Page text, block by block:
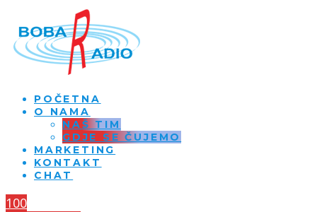
POČETNA
O NAMA
NAŠ TIM
GDJE SE ČUJEMO
MARKETING
KONTAKT
CHAT
100